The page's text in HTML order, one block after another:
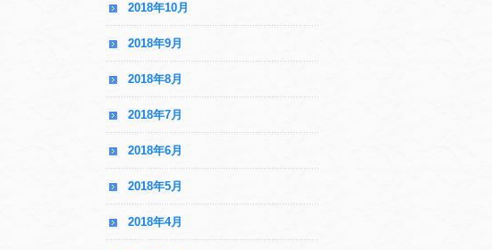
2018年10月
2018年9月
2018年8月
2018年7月
2018年6月
2018年5月
2018年4月